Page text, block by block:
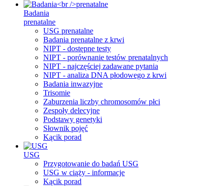
Badania
prenatalne
USG prenatalne
Badania prenatalne z krwi
NIPT - dostępne testy
NIPT - porównanie testów prenatalnych
NIPT - najczęściej zadawane pytania
NIPT - analiza DNA płodowego z krwi
Badania inwazyjne
Trisomie
Zaburzenia liczby chromosomów płci
Zespoły delecyjne
Podstawy genetyki
Słownik pojęć
Kącik porad
USG
Przygotowanie do badań USG
USG w ciąży - informacje
Kącik porad